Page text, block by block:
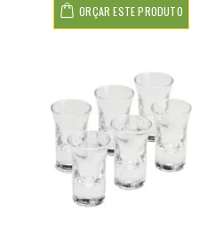
ORÇAR ESTE PRODUTO